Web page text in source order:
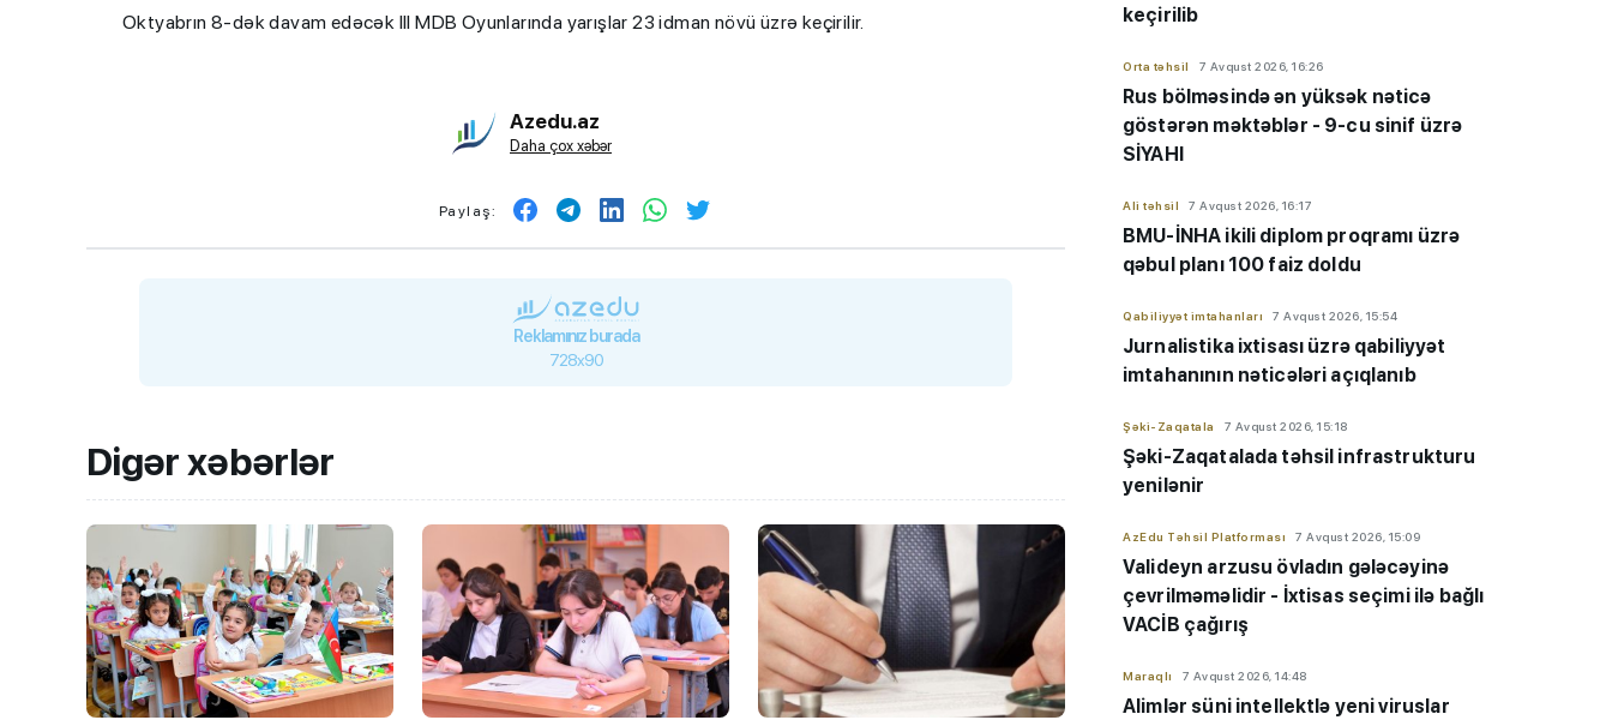
Oktyabrın 8-dək davam edəcək III MDB Oyunlarında yarışlar 23 idman növü üzrə keçirilir.
Azedu.az
Daha çox xəbər
Paylaş:
Reklamınız burada
728x90
Digər xəbərlər
keçirilib
Orta təhsil 7 Avqust 2026, 16:26
Rus bölməsində ən yüksək nəticə
göstərən məktəblər - 9-cu sinif üzrə
SİYAHI
Ali təhsil 7 Avqust 2026, 16:17
BMU-İNHA ikili diplom proqramı üzrə
qəbul planı 100 faiz doldu
Qabiliyyət imtahanları 7 Avqust 2026, 15:54
Jurnalistika ixtisası üzrə qabiliyyət
imtahanının nəticələri açıqlanıb
Şəki-Zaqatala 7 Avqust 2026, 15:18
Şəki-Zaqatalada təhsil infrastrukturu
yenilənir
AzEdu Təhsil Platforması 7 Avqust 2026, 15:09
Valideyn arzusu övladın gələcəyinə
çevrilməməlidir - İxtisas seçimi ilə bağlı
VACİB çağırış
Maraqlı 7 Avqust 2026, 14:48
Alimlər süni intellektlə yeni viruslar